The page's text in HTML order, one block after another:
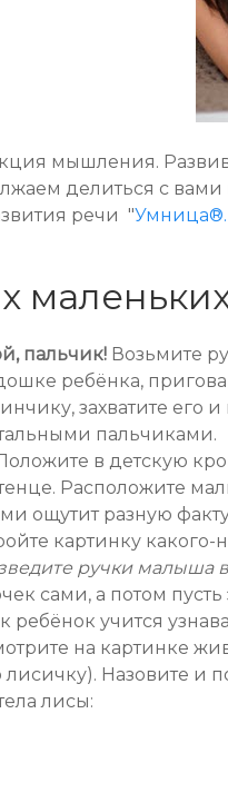
мышления.
делиться с
речи "Умница®.
пальчик! Возьмите
ребёнка,
захватите его
пальчиками.
в детскую
Расположите
ощутит разную
картинку
ручки малыша
сами, а потом
ребёнок учится
на картинке
Назовите и
лисы: